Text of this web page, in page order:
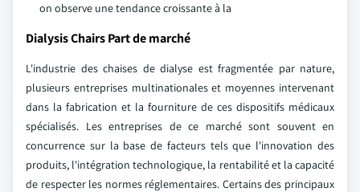
on observe une tendance croissante à la
Dialysis Chairs Part de marché
L'industrie des chaises de dialyse est fragmentée par nature,
plusieurs entreprises multinationales et moyennes intervenant
dans la fabrication et la fourniture de ces dispositifs médicaux
spécialisés. Les entreprises de ce marché sont souvent en
concurrence sur la base de facteurs tels que l'innovation des
produits, l'intégration technologique, la rentabilité et la capacité
de respecter les normes réglementaires. Certains des principaux